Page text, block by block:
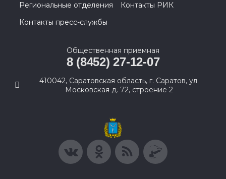
Региональные отделения
Контакты РИК
Контакты пресс-службы
Общественная приемная
8 (8452) 27-12-07
410042, Саратовская область, г. Саратов, ул.
Московская д. 72, строение 2